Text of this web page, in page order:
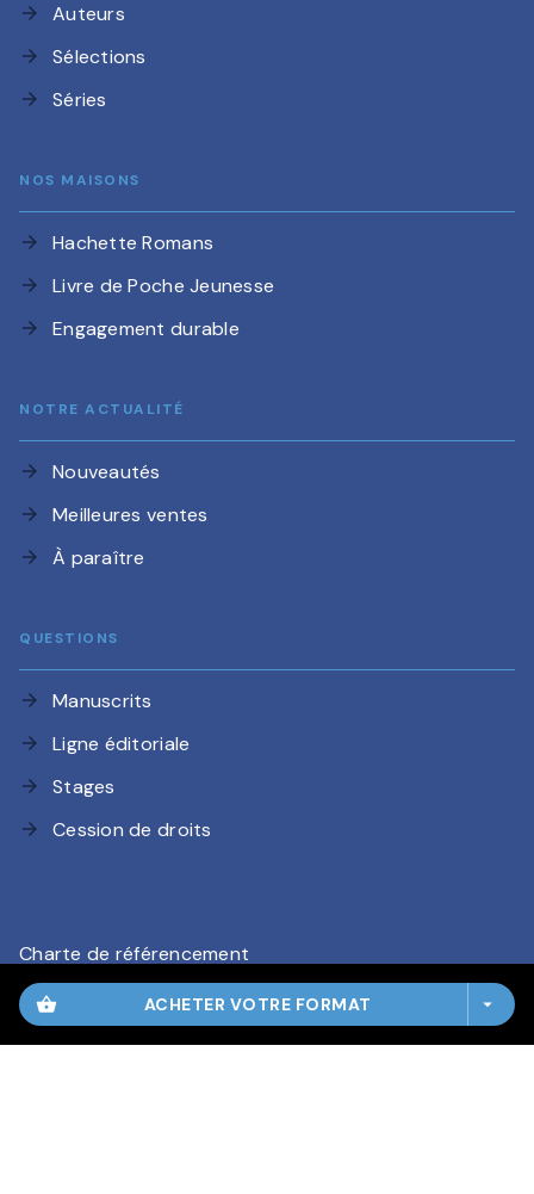
shopping_basket ACHETER VOTRE FORMAT arrow_drop_down
arrow_forward Auteurs
arrow_forward Sélections
arrow_forward Séries
NOS MAISONS
arrow_forward Hachette Romans
arrow_forward Livre de Poche Jeunesse
arrow_forward Engagement durable
NOTRE ACTUALITÉ
arrow_forward Nouveautés
arrow_forward Meilleures ventes
arrow_forward À paraître
QUESTIONS
arrow_forward Manuscrits
arrow_forward Ligne éditoriale
arrow_forward Stages
arrow_forward Cession de droits
Charte de référencement
CGU
Charte des Données Personnelles